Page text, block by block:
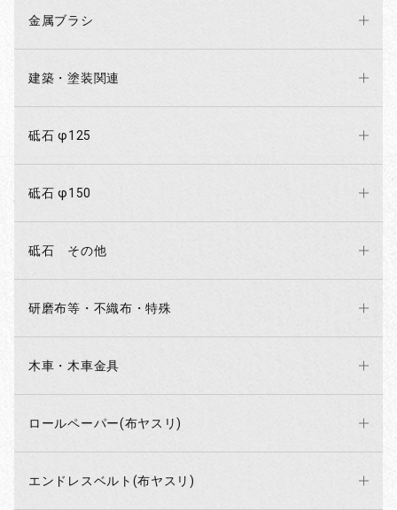
金属ブラシ
建築・塗装関連
砥石 φ125
砥石 φ150
砥石 その他
研磨布等・不織布・特殊
木車・木車金具
ロールペーパー(布ヤスリ)
エンドレスベルト(布ヤスリ)